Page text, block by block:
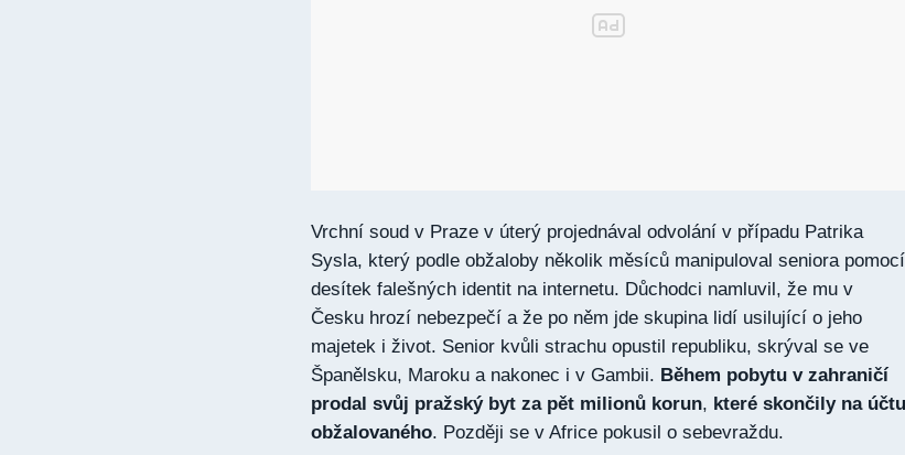
Vrchní soud v Praze v úterý projednával odvolání v případu Patrika
Sysla, který podle obžaloby několik měsíců manipuloval seniora pomocí
desítek falešných identit na internetu. Důchodci namluvil, že mu v
Česku hrozí nebezpečí a že po něm jde skupina lidí usilující o jeho
majetek i život. Senior kvůli strachu opustil republiku, skrýval se ve
Španělsku, Maroku a nakonec i v Gambii. Během pobytu v zahraničí
prodal svůj pražský byt za pět milionů korun, které skončily na účtu
obžalovaného. Později se v Africe pokusil o sebevraždu.